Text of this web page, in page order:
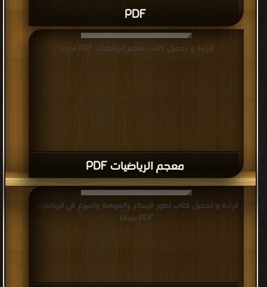
PDF
معجم الرياضيات PDF
قراءة و تحميل كتاب معجم الرياضيات PDF مجانا
قراءة و تحميل كتاب تطور الإبداع والموهبة والنبوغ في الرياضيات
PDF مجانا